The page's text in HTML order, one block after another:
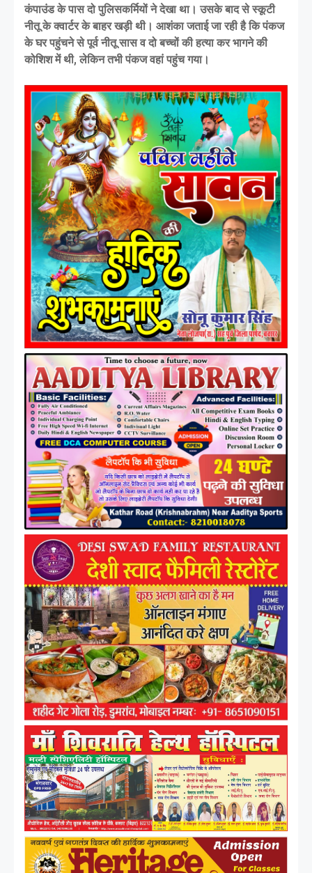
कंपाउंड के पास दो पुलिसकर्मियों ने देखा था। उसके बाद से स्कूटी
नीतू के क्वार्टर के बाहर खड़ी थी। आशंका जताई जा रही है कि पंकज
के घर पहुंचने से पूर्व नीतू सास व दो बच्चों की हत्या कर भागने की
कोशिश में थी, लेकिन तभी पंकज वहां पहुंच गया।